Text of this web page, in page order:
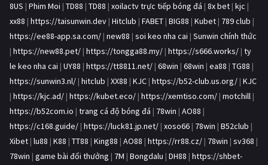
8US | Phim Moi | TD88 | TD88 | xoilactv trực tiếp bóng đá | 8x bet | kjc |
xx88 | https://taisunwin.dev | Hitclub | FABET | BIG88 | Kubet | 789 club |
https://ee88-app.sa.com/ | new88 | soi keo nha cai | Sunwin chính thức
| https://new88.pet/ | https://tongga88.my/ | https://s666.works/ | ty
le keo nha cai | UY88 | https://tt8811.net/ | 68win | 68win | ea88 | TG88 |
https://sunwin3.nl/ | hitclub | XX88 | KJC | https://b52-club.us.org/ | KJC
| https://kjc.ad/ | https://kubet.eco/ | https://xemtiso.com/ | motchill |
https://b52com.io | trang cá độ bóng đá | 78win | AO88 |
https://c168.guide/ | https://luck81.jp.net/ | xoso66 | 78win | B52club |
Xibet | lu88 | K88 | TT88 | King88 | AO88 | https://rr88.cz/ | 78win | sv368 |
78win | game bài đổi thưởng | 7M | Bongdalu | DH88 | https://shbet-